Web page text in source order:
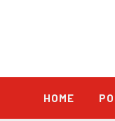
HOME